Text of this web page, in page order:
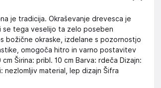
je tradicija. Okraševanje drevesca je
se tega veselijo ta zelo poseben
božične okraske, izdelane s pozornostjo
omogoča hitro in varno postavitev
Širina: pribl. 10 cm Barva: rdeča Dizajn:
material, lep dizajn Šifra